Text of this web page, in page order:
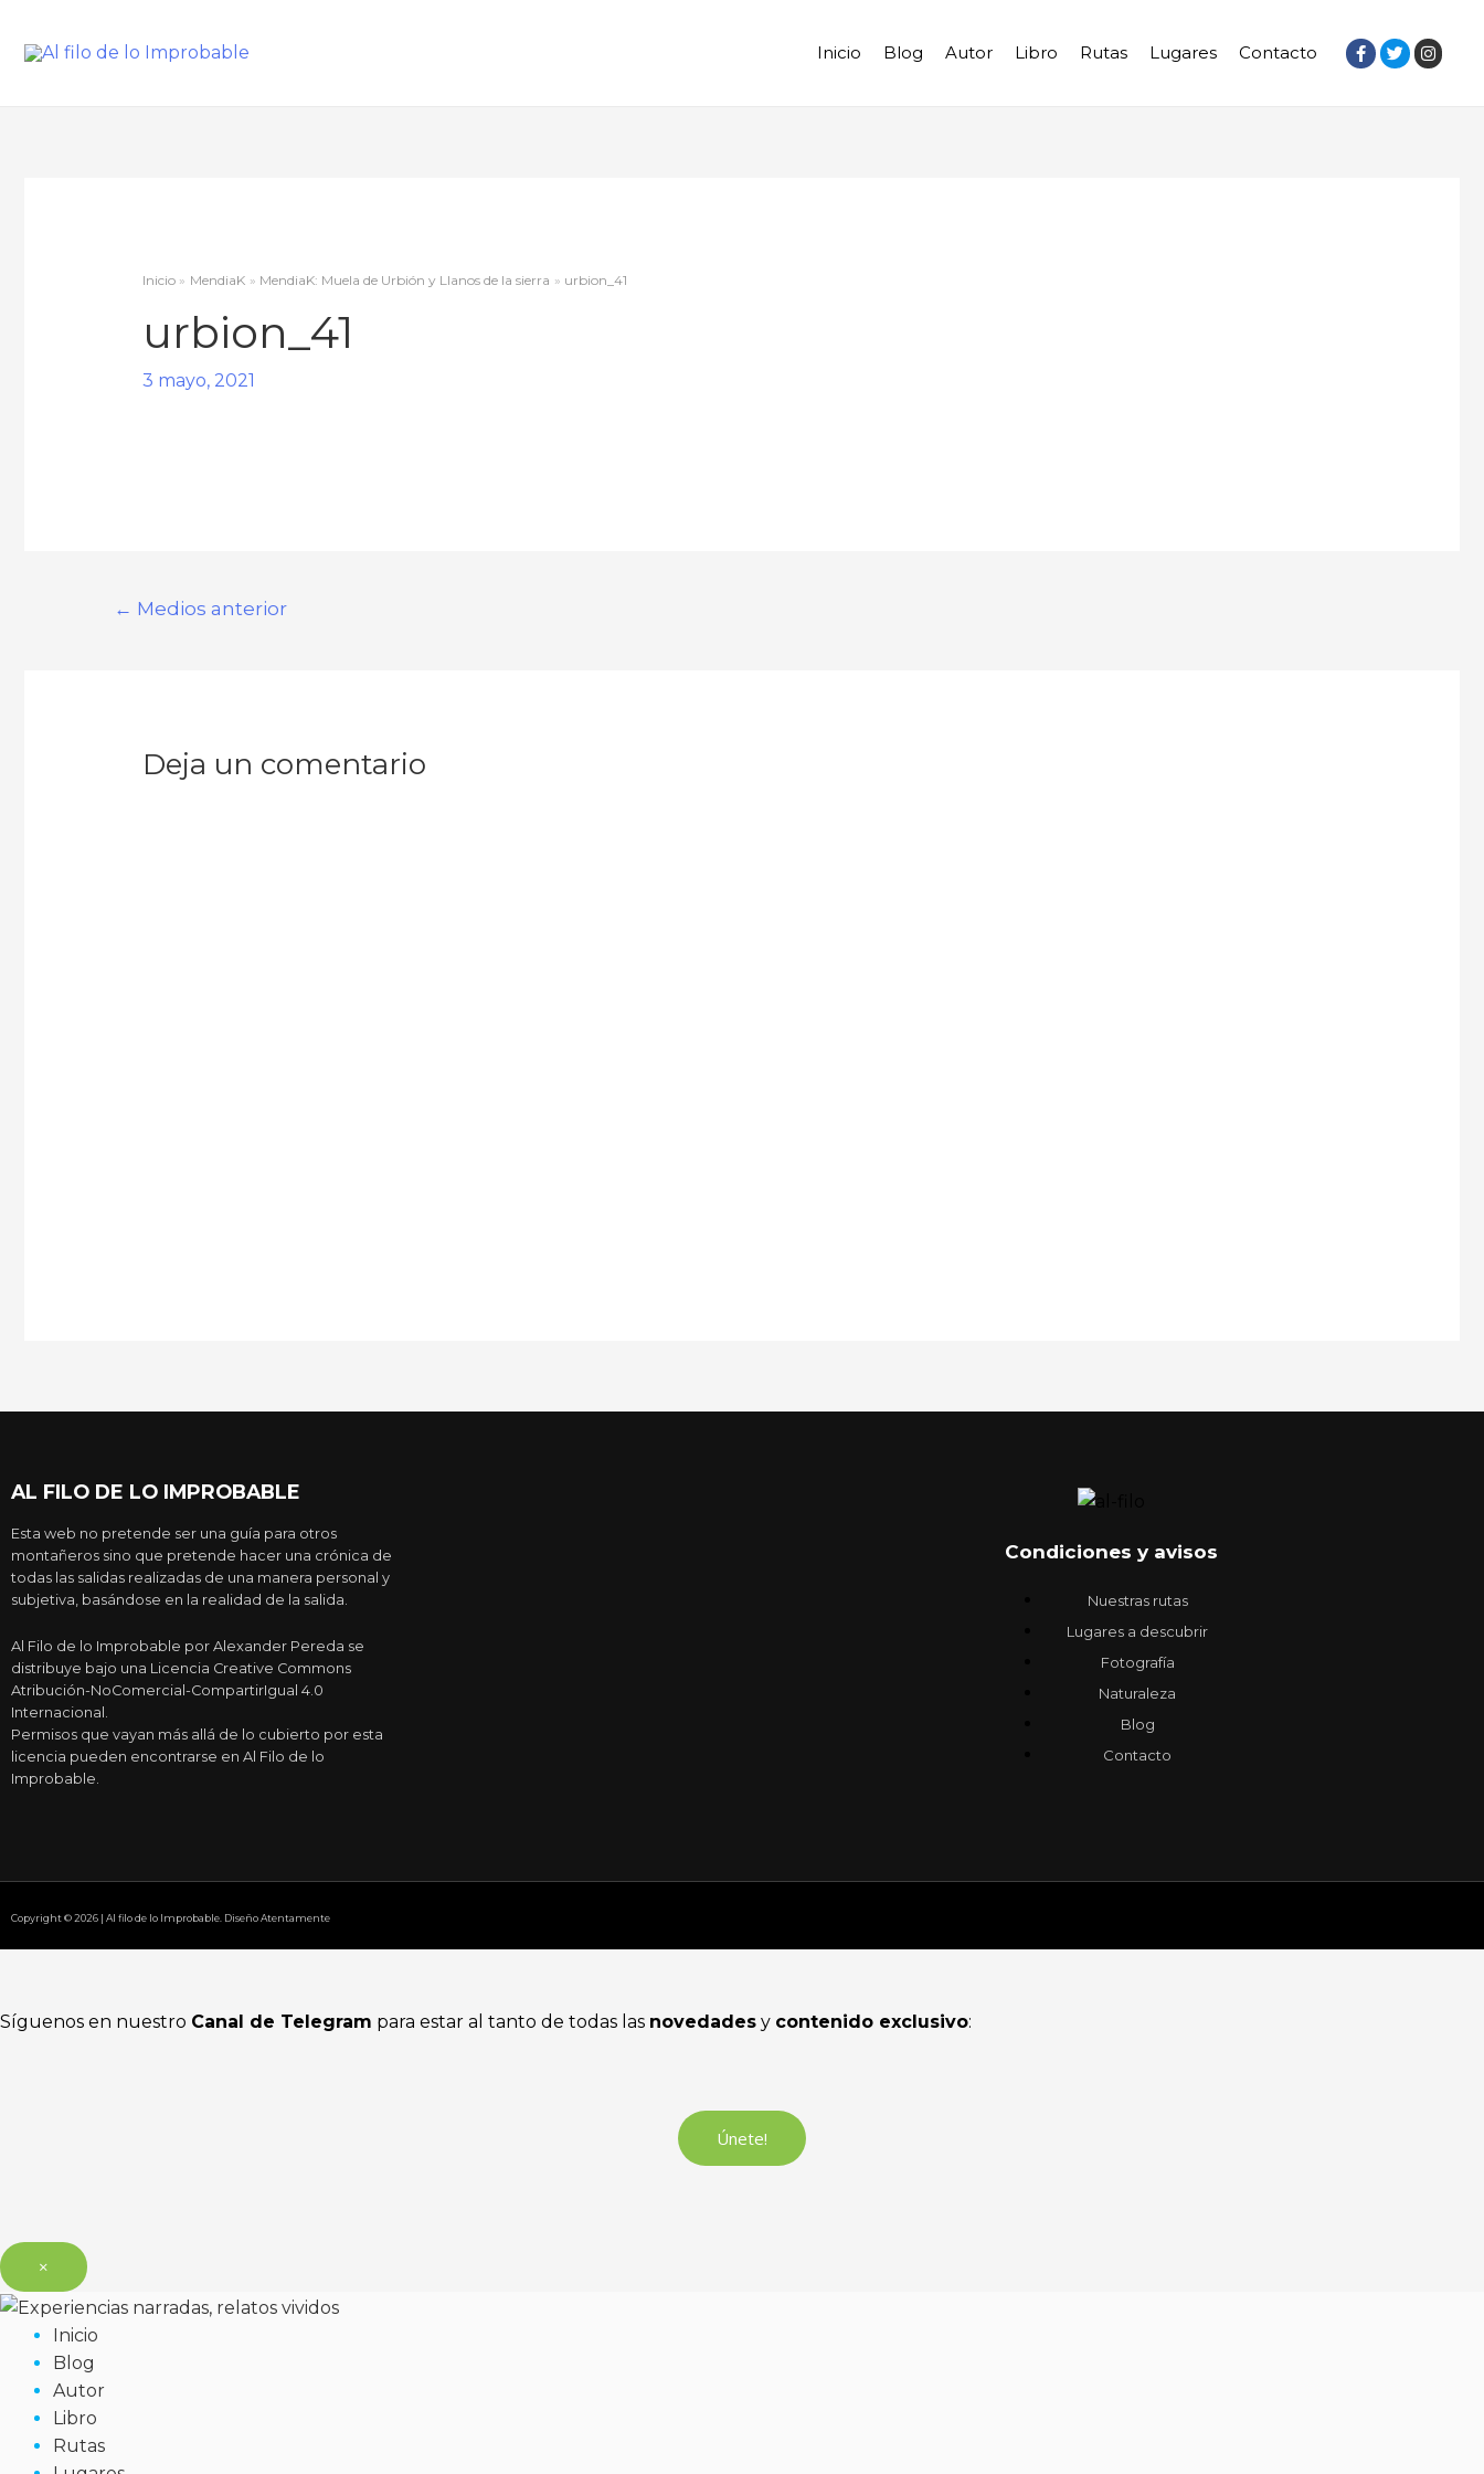
Inicio Blog Autor Libro Rutas Lugares Contacto
Inicio MendiaK MendiaK: Muela de Urbión y Llanos de la sierra urbion_41
urbion_41
3 mayo, 2021
← Medios anterior
Deja un comentario
AL FILO DE LO IMPROBABLE
Esta web no pretende ser una guía para otros
montañeros sino que pretende hacer una crónica de
todas las salidas realizadas de una manera personal y
subjetiva, basándose en la realidad de la salida.
Al Filo de lo Improbable por Alexander Pereda se
distribuye bajo una Licencia Creative Commons
Atribución-NoComercial-CompartirIgual 4.0
Internacional.
Permisos que vayan más allá de lo cubierto por esta
licencia pueden encontrarse en Al Filo de lo
Improbable.
Condiciones y avisos
Nuestras rutas
Lugares a descubrir
Fotografía
Naturaleza
Blog
Contacto
Copyright © 2026 | Al filo de lo Improbable. Diseño Atentamente
Síguenos en nuestro Canal de Telegram para estar al tanto de todas las novedades y contenido exclusivo:
Únete!
×
Inicio
Blog
Autor
Libro
Rutas